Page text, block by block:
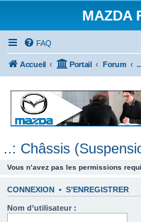
MAZDA
FAQ
Accueil Portail Forum
..: Châssis
Vous n’avez pas les permissions
CONNEXION • S’ENREGISTRER
Nom d’utilisateur :